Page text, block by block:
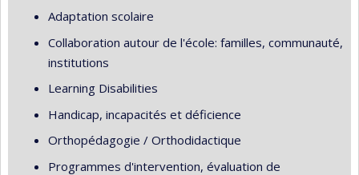
Adaptation scolaire
Collaboration autour de l'école: familles, communauté,
institutions
Learning Disabilities
Handicap, incapacités et déficience
Orthopédagogie / Orthodidactique
Programmes d'intervention, évaluation de